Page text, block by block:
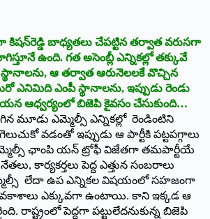
కిషన్‌రెడ్డి బాధ్యతలు చేపట్టిన తర్వాత వరుసగా
ఉంది. గత అసెంబ్లీ ఎన్నికల్లో తక్కువే
ఆ తర్వాత ఆరునెలలకే వొచ్చిన
ఎనిమిది ఎంపీ స్థానాలను, ఇప్పుడు రెండు
ఆధ్వర్యంలో బిజెపి కైవసం చేసుకుంది…
మూడు ఎమ్మెల్సీ ఎన్నికల్లో రెండింటిని
వడంతో ఇప్పుడు ఆ పార్టీకి పట్టపగ్గాలు
ఛాంపి యన్‌ ‌ట్రోఫీ విజేతగా తమపార్టీయే
కార్యకర్తలు పెద్ద ఎత్తున సంబరాలు
లేదా ఉప ఎన్నికల విషయంలో సహజంగా
ఎక్కువగా ఉంటాయి. కాని ఇక్కడ ఆ
పెద్దగా పట్టులేదనుకున్న బిజెపి